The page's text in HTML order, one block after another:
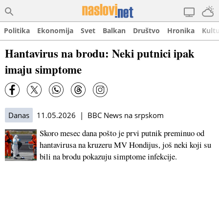
Politika Ekonomija Svet Balkan Društvo Hronika
Hantavirus na brodu: Neki putnici ipak
imaju simptome
Danas 11.05.2026 | BBC News na srpskom
Skoro mesec dana pošto je prvi putnik preminuo od
hantavirusa na kruzeru MV Hondijus, još neki koji su
bili na brodu pokazuju simptome infekcije.